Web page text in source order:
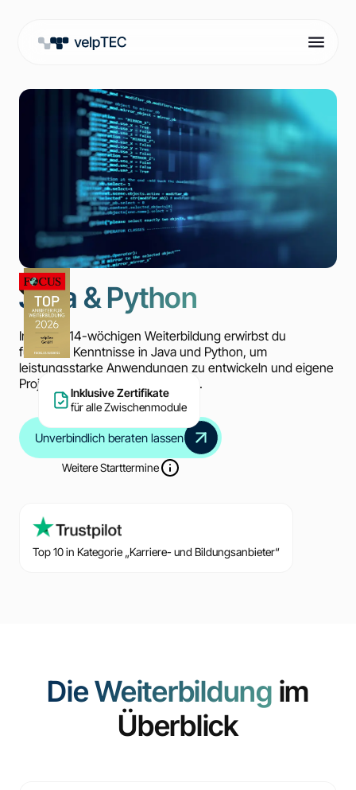
Inklusive Zertifikate
für alle Zwischenmodule
Java & Python
In dieser 14-wöchigen Weiterbildung erwirbst du
fundierte Kenntnisse in Java und Python, um
leistungsstarke Anwendungen zu entwickeln und eigene
Projekte erfolgreich umzusetzen.
Unverbindlich beraten lassen
Weitere Starttermine
Top 10 in Kategorie „Karriere- und Bildungsanbieter“
Die Weiterbildung im
Überblick